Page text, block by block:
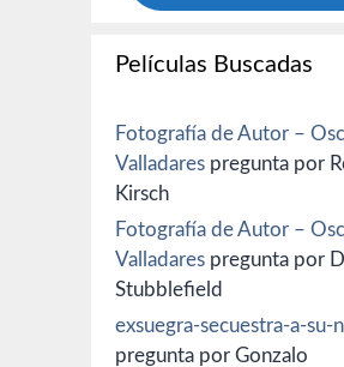
Películas Buscadas
Fotografía de Autor –
Valladares pregunta por
Kirsch
Fotografía de Autor –
Valladares pregunta por
Stubblefield
exsuegra-secuestra-a-su-
pregunta por Gonzalo